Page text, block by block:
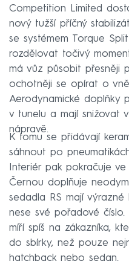
Competition Limited
nový tužší příčný
se systémem Torque
rozdělovat točivý
má vůz působit přesněji
ochotněji se opírat o
Aerodynamické doplňky
v tunelu a mají snižovat
nápravě.
K tomu se přidávají
sáhnout po
Interiér pak pokračuje
Černou doplňuje
sedadla RS mají
nese své pořadové
míří spíš na zákazníka,
do sbírky, než pouze
hatchback nebo sedan.